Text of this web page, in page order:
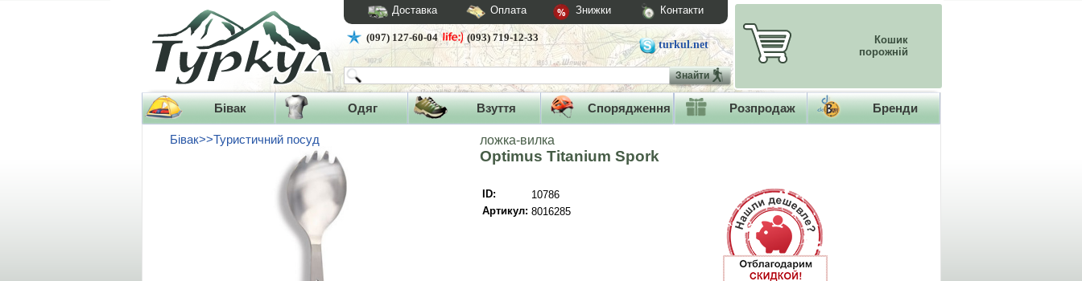
Доставка Оплата Знижки Контакти
(097) 127-60-04 (093) 719-12-33
turkul.net
Знайти
Кошик
порожній
Бівак Одяг Взуття Спорядження Розпродаж Бренди
Бівак>>Туристичний посуд ложка-вилка
Optimus Titanium Spork
ID:
10786
Артикул: 8016285